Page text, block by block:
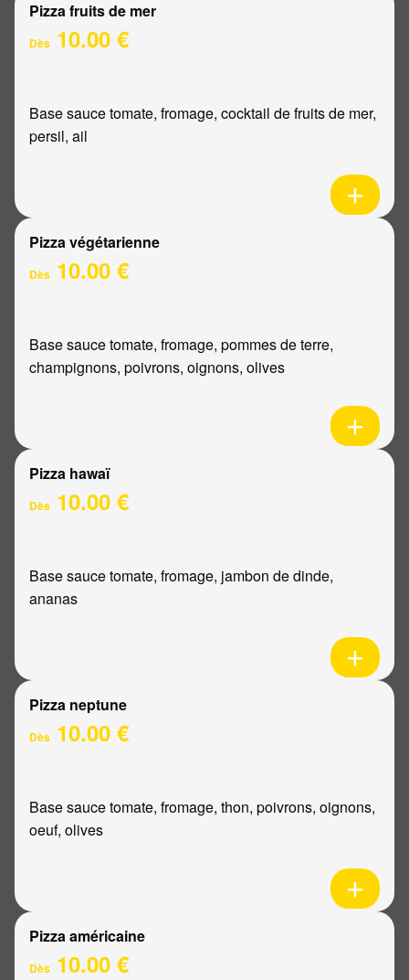
Pizza fruits de mer
Dès 10.00 €
Base sauce tomate, fromage, cocktail de fruits de mer,
persil, ail
Pizza végétarienne
Dès 10.00 €
Base sauce tomate, fromage, pommes de terre,
champignons, poivrons, oignons, olives
Pizza hawaï
Dès 10.00 €
Base sauce tomate, fromage, jambon de dinde,
ananas
Pizza neptune
Dès 10.00 €
Base sauce tomate, fromage, thon, poivrons, oignons,
oeuf, olives
Pizza américaine
Dès 10.00 €